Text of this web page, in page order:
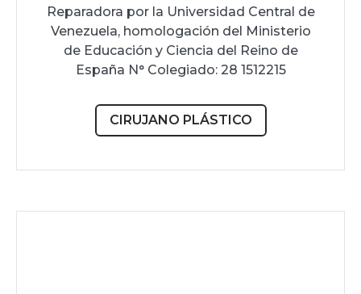
Reparadora por la Universidad Central de
Venezuela, homologación del Ministerio
de Educación y Ciencia del Reino de
España N° Colegiado: 28 1512215
CIRUJANO PLÁSTICO